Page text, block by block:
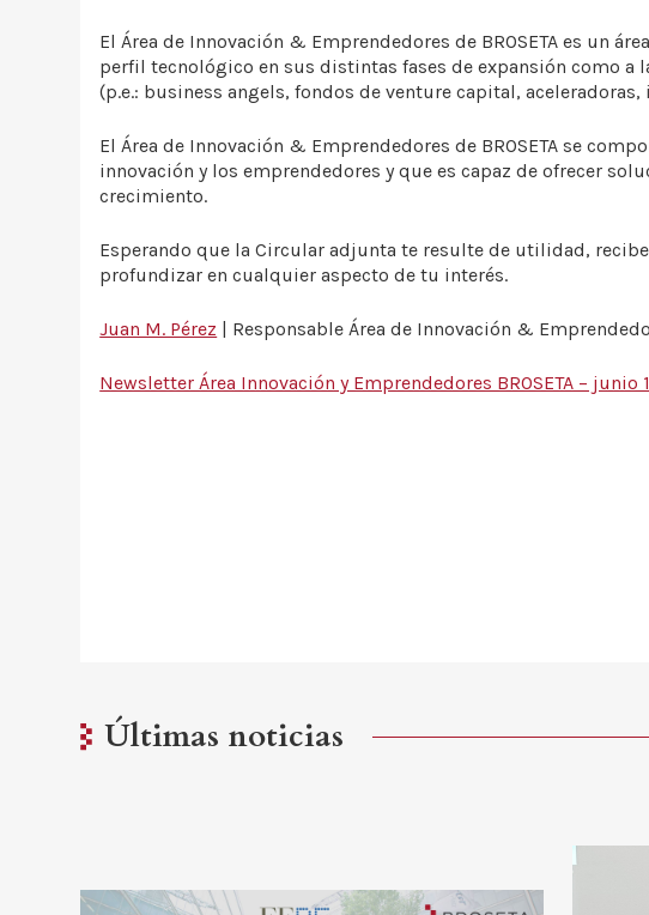
El Área de Innovación & Emprendedores de BROSETA es un
perfil tecnológico en sus distintas fases de expansión como
(p.e.: business angels, fondos de venture capital,
El Área de Innovación & Emprendedores de BROSETA se
innovación y los emprendedores y que es capaz de ofrecer
crecimiento.
Esperando que la Circular adjunta te resulte de utilidad,
profundizar en cualquier aspecto de tu interés.
Juan M. Pérez | Responsable Área de Innovación &
Newsletter Área Innovación y Emprendedores BROSETA – junio
Últimas noticias